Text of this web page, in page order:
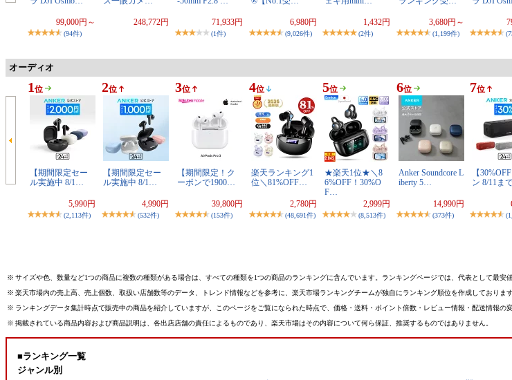
99,000円～
(94件)
248,772円 71,933円
(1件)
6,980円
(9,026件)
1,432円
(2件)
3,680円～
(1,199件)
オーディオ
1 位
【期間限定セー
ル実施中 8/1…
5,990円
(2,113件)
2位
【期間限定セー
ル実施中 8/1…
4,990円
(532件)
3位
【期間限定！ク
ーポンで1900…
39,800円
(153件)
4位
楽天ランキング1
位＼81%OFF…
2,780円
(48,691件)
5位
★楽天1位★＼8
6%OFF！30%O
F…
2,999円
(8,513件)
6位
Anker Soundcore L
iberty 5…
14,990円
(373件)
7位
【
ン 8/11ま
※ サイズや色、数量など1つの商品に複数の種類がある場合は、すべての種類を1つの商品のランキングに含んでいます。ランキングページでは、代表として最安
※ 楽天市場内の売上高、売上個数、取扱い店舗数等のデータ、トレンド情報などを参考に、楽天市場ランキングチームが独自にランキング順位を作成しており
※ ランキングデータ集計時点で販売中の商品を紹介していますが、このページをご覧になられた時点で、価格・送料・ポイント倍数・レビュー情報・配送情報の
※ 掲載されている商品内容および商品説明は、各出店店舗の責任によるものであり、楽天市場はその内容について何ら保証、推奨するものではありません。
■ランキング一覧
ジャンル別